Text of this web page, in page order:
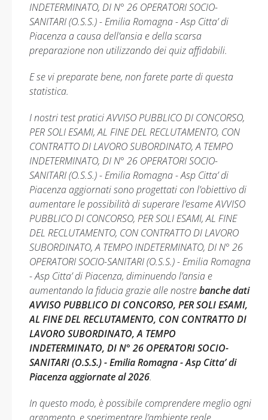
INDETERMINATO, DI N° 26 OPERATORI SOCIO-
SANITARI (O.S.S.) - Emilia Romagna - Asp Citta’ di
Piacenza a causa dell’ansia e della scarsa
preparazione non utilizzando dei quiz affidabili.
E se vi preparate bene, non farete parte di questa
statistica.
I nostri test pratici AVVISO PUBBLICO DI CONCORSO,
PER SOLI ESAMI, AL FINE DEL RECLUTAMENTO, CON
CONTRATTO DI LAVORO SUBORDINATO, A TEMPO
INDETERMINATO, DI N° 26 OPERATORI SOCIO-
SANITARI (O.S.S.) - Emilia Romagna - Asp Citta’ di
Piacenza aggiornati sono progettati con l’obiettivo di
aumentare le possibilità di superare l’esame AVVISO
PUBBLICO DI CONCORSO, PER SOLI ESAMI, AL FINE
DEL RECLUTAMENTO, CON CONTRATTO DI LAVORO
SUBORDINATO, A TEMPO INDETERMINATO, DI N° 26
OPERATORI SOCIO-SANITARI (O.S.S.) - Emilia Romagna
- Asp Citta’ di Piacenza, diminuendo l’ansia e
aumentando la fiducia grazie alle nostrebanche dati
AVVISO PUBBLICO DI CONCORSO, PER SOLI ESAMI,
AL FINE DEL RECLUTAMENTO, CON CONTRATTO DI
LAVORO SUBORDINATO, A TEMPO
INDETERMINATO, DI N° 26 OPERATORI SOCIO-
SANITARI (O.S.S.) - Emilia Romagna - Asp Citta’ di
Piacenza aggiornate al 2026.
In questo modo, è possibile comprendere meglio ogni